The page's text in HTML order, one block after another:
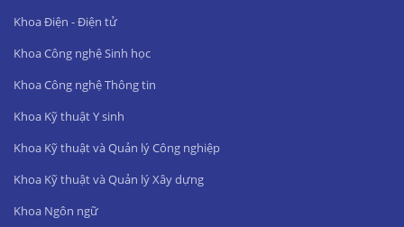
Khoa Điện - Điện tử
Khoa Công nghệ Sinh học
Khoa Công nghệ Thông tin
Khoa Kỹ thuật Y sinh
Khoa Kỹ thuật và Quản lý Công nghiệp
Khoa Kỹ thuật và Quản lý Xây dựng
Khoa Ngôn ngữ